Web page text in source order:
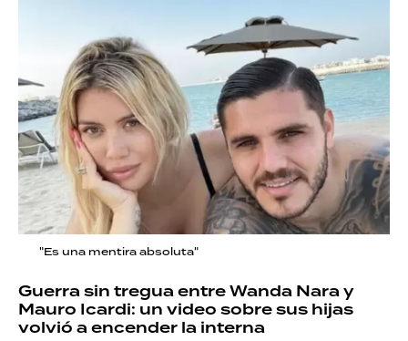
"Es una mentira absoluta"
Guerra sin tregua entre Wanda Nara y
Mauro Icardi: un video sobre sus hijas
volvió a encender la interna